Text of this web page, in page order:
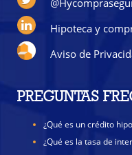
Hipoteca y
Aviso de
PREGUNTAS
¿Qué es un crédito
¿Qué es la tasa de